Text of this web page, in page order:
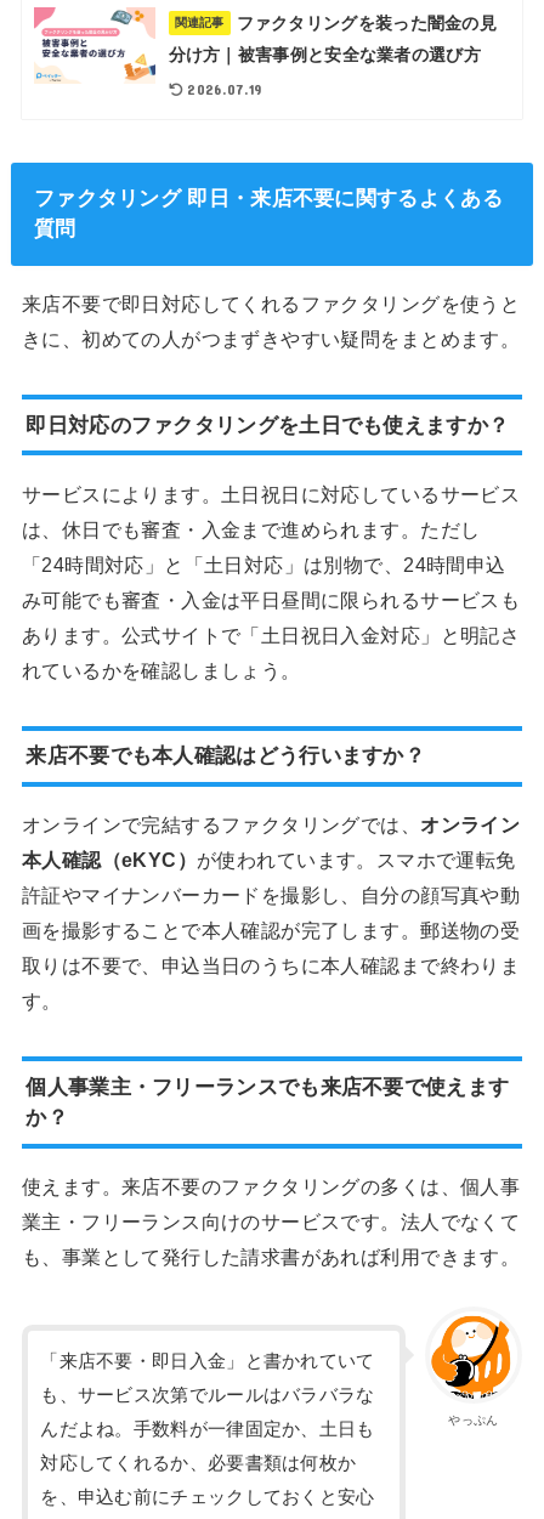
関連記事
ファクタリングを装った闇金の見
分け方｜被害事例と安全な業者の選び方
2026.07.19
ファクタリング 即日・来店不要に関するよくある
質問
来店不要で即日対応してくれるファクタリングを使うと
きに、初めての人がつまずきやすい疑問をまとめます。
即日対応のファクタリングを土日でも使えますか？
サービスによります。土日祝日に対応しているサービス
は、休日でも審査・入金まで進められます。ただし
「24時間対応」と「土日対応」は別物で、24時間申込
み可能でも審査・入金は平日昼間に限られるサービスも
あります。公式サイトで「土日祝日入金対応」と明記さ
れているかを確認しましょう。
来店不要でも本人確認はどう行いますか？
オンラインで完結するファクタリングでは、 オンライン
本人確認（eKYC） が使われています。スマホで運転免
許証やマイナンバーカードを撮影し、自分の顔写真や動
画を撮影することで本人確認が完了します。郵送物の受
取りは不要で、申込当日のうちに本人確認まで終わりま
す。
個人事業主・フリーランスでも来店不要で使えます
か？
使えます。来店不要のファクタリングの多くは、個人事
業主・フリーランス向けのサービスです。法人でなくて
も、事業として発行した請求書があれば利用できます。
やっぷん
「来店不要・即日入金」と書かれていて
も、サービス次第でルールはバラバラな
んだよね。手数料が一律固定か、土日も
対応してくれるか、必要書類は何枚か
を、申込む前にチェックしておくと安心